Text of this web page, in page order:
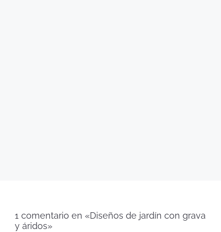
1 comentario en «Diseños de jardín con grava
y áridos»